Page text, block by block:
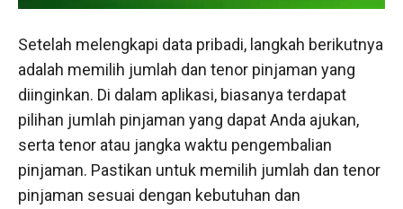
Setelah melengkapi data pribadi, langkah berikutnya
adalah memilih jumlah dan tenor pinjaman yang
diinginkan. Di dalam aplikasi, biasanya terdapat
pilihan jumlah pinjaman yang dapat Anda ajukan,
serta tenor atau jangka waktu pengembalian
pinjaman. Pastikan untuk memilih jumlah dan tenor
pinjaman sesuai dengan kebutuhan dan